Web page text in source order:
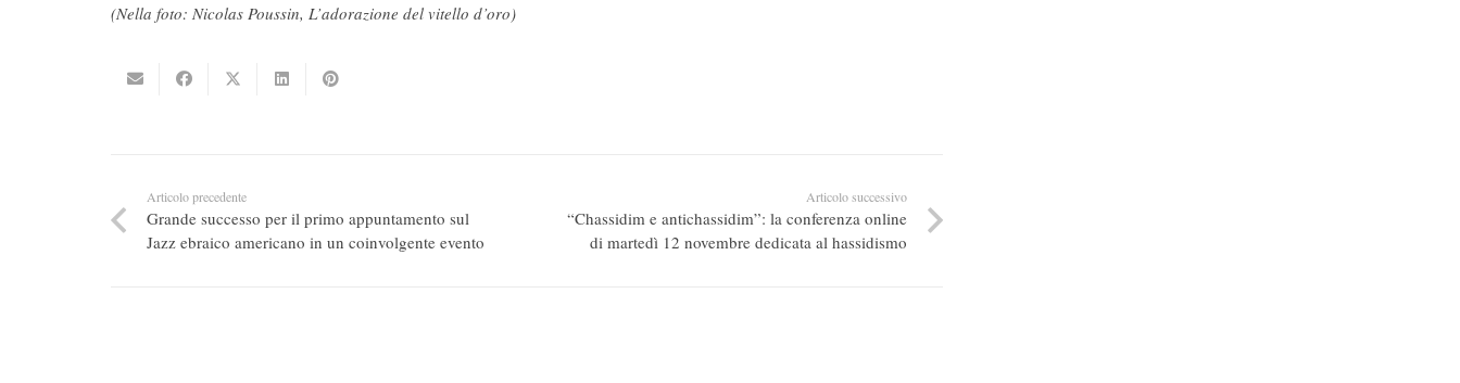
(Nella foto: Nicolas Poussin, L’adorazione del vitello d’oro)
Articolo precedente
Grande successo per il primo appuntamento sul
Jazz ebraico americano in un coinvolgente evento
Articolo successivo
“Chassidim e antichassidim”: la conferenza online
di martedì 12 novembre dedicata al hassidismo